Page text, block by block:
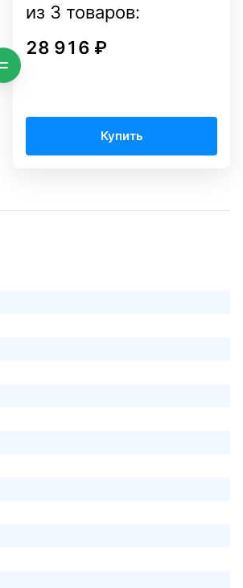
из 3 товаров:
28 916 ₽
Купить